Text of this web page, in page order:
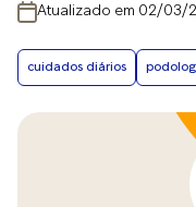
Atualizado em 02/03/
cuidados diários